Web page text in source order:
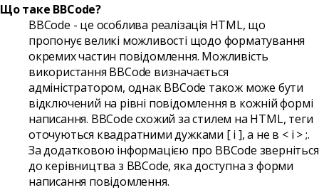
Що таке BBCode?
BBCode - це особлива реалізація HTML, що
пропонує великі можливості щодо форматування
окремих частин повідомлення. Можливість
використання BBCode визначається
адміністратором, однак BBCode також може бути
відключений на рівні повідомлення в кожній формі
написання. BBCode схожий за стилем на HTML, теги
оточуються квадратними дужками [ і ], а не в < і > ;.
За додатковою інформацією про BBCode зверніться
до керівництва з BBCode, яка доступна з форми
написання повідомлення.